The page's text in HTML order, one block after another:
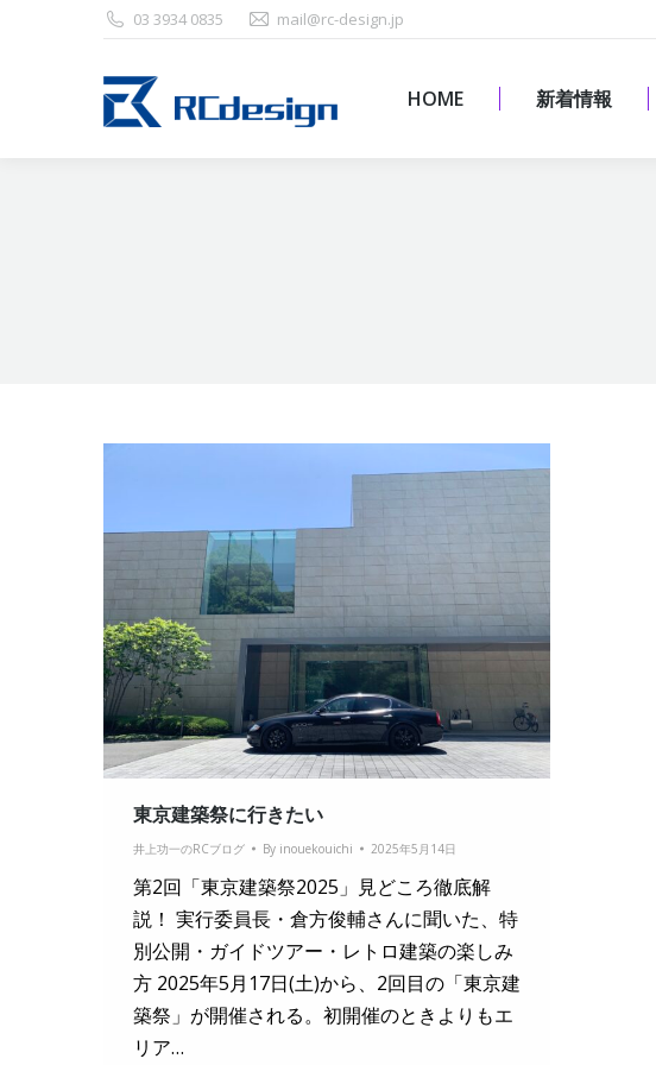
03 3934 0835 mail@rc-design.jp
HOME 新着情報
東京建築祭に行きたい
井上功一のRCブログ By inouekouichi 2025年5月14日
第2回「東京建築祭2025」見どころ徹底解
説！ 実行委員長・倉方俊輔さんに聞いた、特
別公開・ガイドツアー・レトロ建築の楽しみ
方 2025年5月17日(土)から、2回目の「東京建
築祭」が開催される。初開催のときよりもエ
リア…
HOME 新着情報